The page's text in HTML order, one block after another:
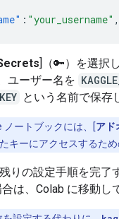
: "your_username" ,
]（🔑）を選択
ユーザー名を
という名前で保存
ノートブックには、[アド
キーにアクセスするた
りの設定手順を完
は、Colab に移動し